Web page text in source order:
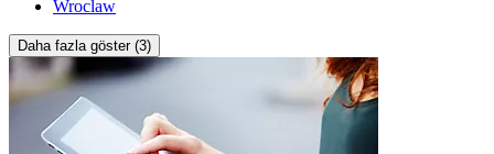
Wroclaw
Daha fazla göster (3)